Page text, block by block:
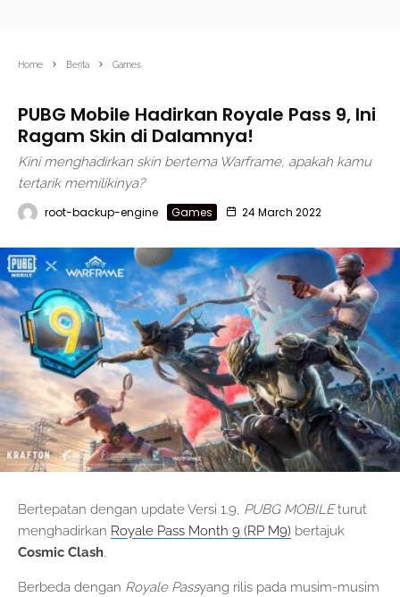
Home Berita Games
PUBG Mobile Hadirkan Royale Pass 9, Ini
Ragam Skin di Dalamnya!
Kini menghadirkan skin bertema Warframe, apakah kamu
tertarik memilikinya?
root-backup-engine Games 24 March 2022
Bertepatan dengan update Versi 1.9, PUBG MOBILEturut
menghadirkan Royale Pass Month 9 (RP M9) bertajuk
Cosmic Clash.
Berbeda dengan Royale Passyang rilis pada musim-musim